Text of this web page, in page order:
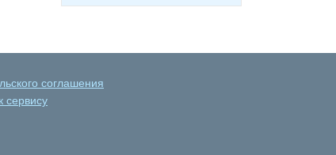
соглашения
сервису